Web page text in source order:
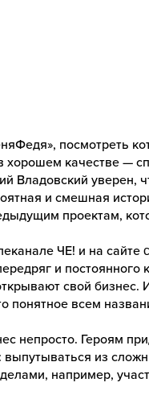
посмотреть
хорошем качестве —
Владовский уверен,
и смешная
проектам,
ЧЕ! и на
и
свой
понятное всем
непросто. Героям
выпутываться из
например,